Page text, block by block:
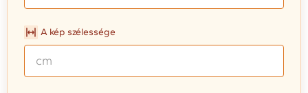
A kép szélessége